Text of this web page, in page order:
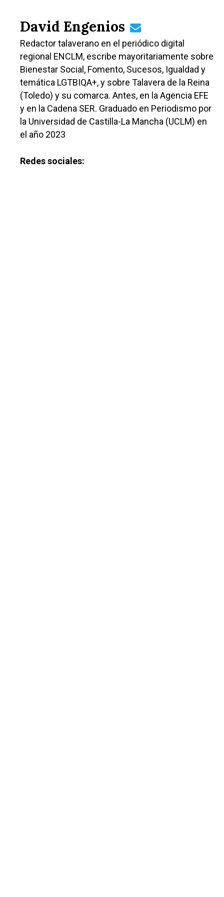
David Engenios
Redactor talaverano en el periódico digital
regional ENCLM, escribe mayoritariamente sobre
Bienestar Social, Fomento, Sucesos, Igualdad y
temática LGTBIQA+, y sobre Talavera de la Reina
(Toledo) y su comarca. Antes, en la Agencia EFE
y en la Cadena SER. Graduado en Periodismo por
la Universidad de Castilla-La Mancha (UCLM) en
el año 2023
Redes sociales:
Cuenca
Guadalajara
Talavera
Cultura
Deportes
Sucesos
Medio Ambiente
Planeta Rural